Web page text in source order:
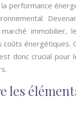
performance
immobilier,
coûts énergétiques.
donc crucial pour
les